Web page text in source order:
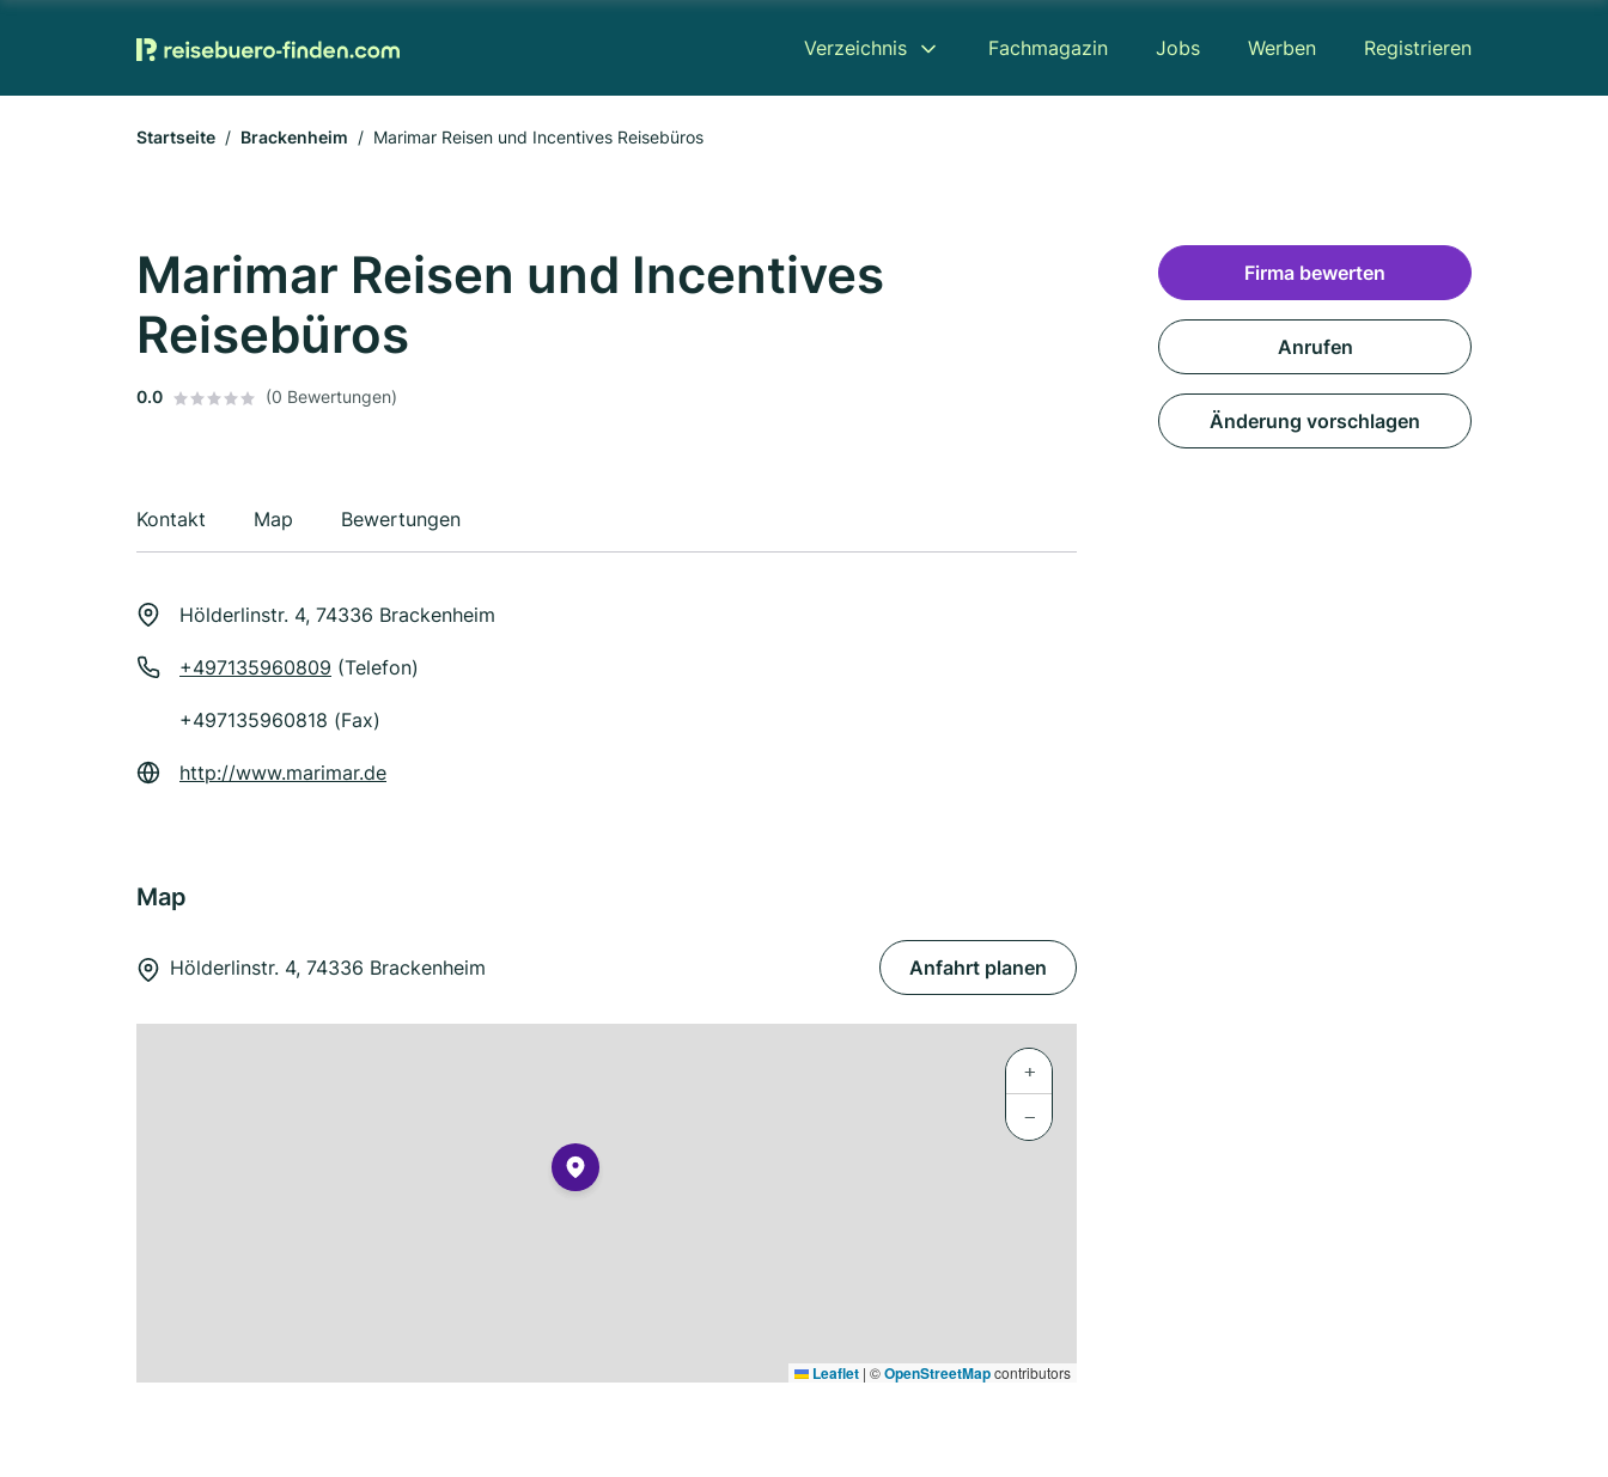
Verzeichnis Fachmagazin Jobs Werben Registrieren
Startseite Brackenheim Marimar Reisen und Incentives Reisebüros
Marimar Reisen und Incentives
Reisebüros
0.0 (0 Bewertungen)
Kontakt Map Bewertungen
Hölderlinstr. 4, 74336 Brackenheim
+497135960809 (Telefon)
+497135960818 (Fax)
http://www.marimar.de
Map
Hölderlinstr. 4, 74336 Brackenheim Anfahrt planen
+
−
Leaflet | ©OpenStreetMapcontributors
Firma bewerten
Anrufen
Änderung vorschlagen